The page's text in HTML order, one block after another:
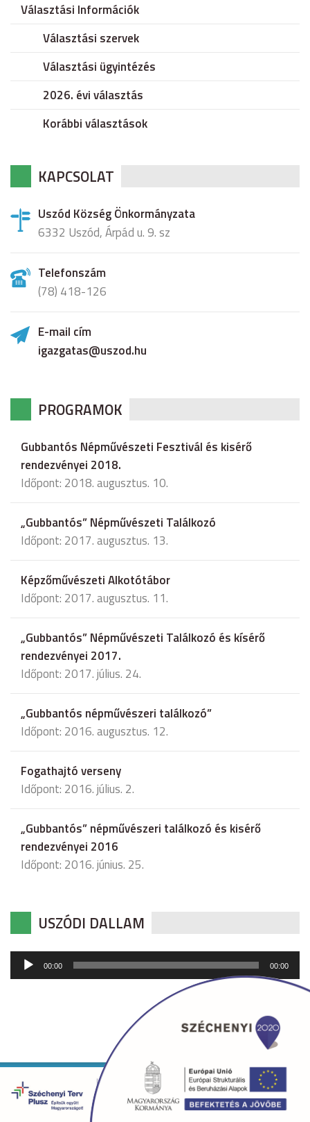
Választási Információk
Választási szervek
Választási ügyintézés
2026. évi választás
Korábbi választások
KAPCSOLAT
Uszód Község Önkormányzata
6332 Uszód, Árpád u. 9. sz
Telefonszám
(78) 418-126
E-mail cím
igazgatas@uszod.hu
PROGRAMOK
Gubbantós Népművészeti Fesztivál és kisérő
rendezvényei 2018.
Időpont: 2018. augusztus. 10.
„Gubbantós” Népművészeti Találkozó
Időpont: 2017. augusztus. 13.
Képzőművészeti Alkotótábor
Időpont: 2017. augusztus. 11.
„Gubbantós” Népművészeti Találkozó és kísérő
rendezvényei 2017.
Időpont: 2017. július. 24.
„Gubbantós népművészeri találkozó”
Időpont: 2016. augusztus. 12.
Fogathajtó verseny
Időpont: 2016. július. 2.
„Gubbantós” népművészeri találkozó és kisérő
rendezvényei 2016
Időpont: 2016. június. 25.
USZÓDI DALLAM
Audió
lejátszó
00:00 00:00
Copyright © 2026 uszod.hu Minden jog fenntartva. •
Készítette:fridrik.me